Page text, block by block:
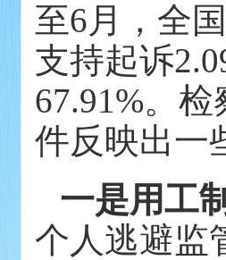
至6月，全
支持起诉
67.91%。
件反映出一
一是用工
个人逃避监